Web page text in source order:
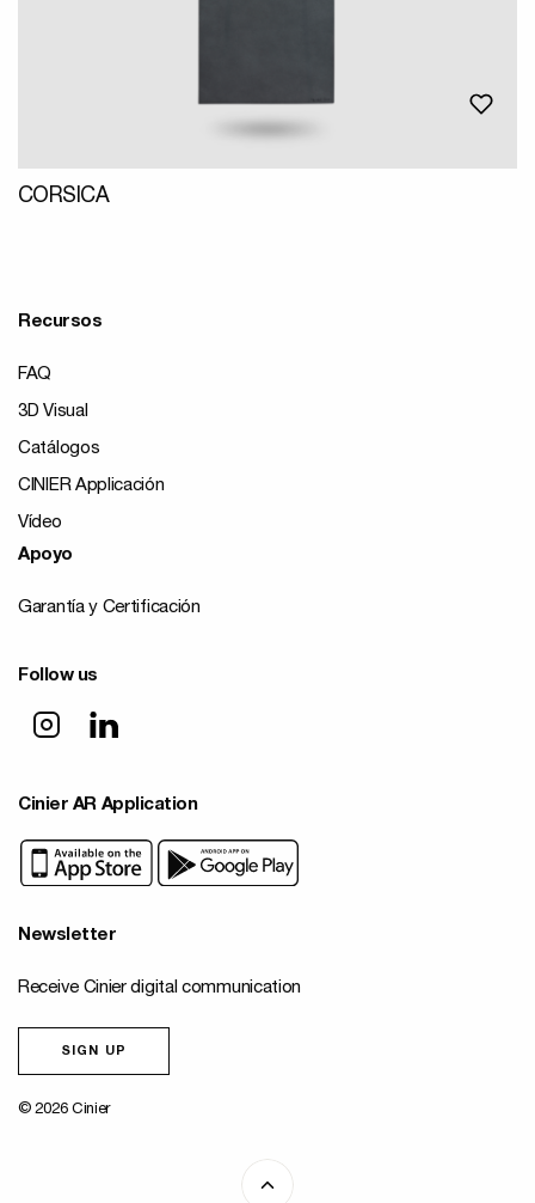
CORSICA
Recursos
FAQ
3D Visual
Catálogos
CINIER Applicación
Vídeo
Apoyo
Garantía y Certificación
Follow us
Cinier AR Application
Newsletter
Receive Cinier digital communication
SIGN UP
© 2026 Cinier